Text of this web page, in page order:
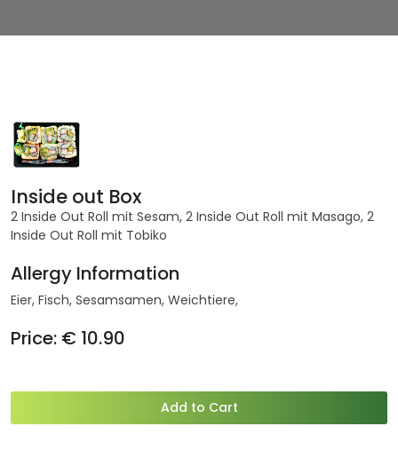
Inside out Box
2 Inside Out Roll mit Sesam, 2 Inside Out Roll mit Masago, 2
Inside Out Roll mit Tobiko
Allergy Information
Eier, Fisch, Sesamsamen, Weichtiere,
Price: € 10.90
Add to Cart